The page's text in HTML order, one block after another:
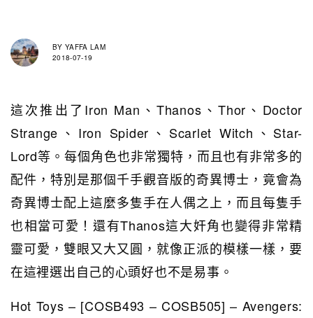
BY YAFFA LAM
2018-07-19
這次推出了Iron Man、Thanos、Thor、Doctor
Strange、Iron Spider、Scarlet Witch、Star-
Lord等。每個角色也非常獨特，而且也有非常多的
配件，特別是那個千手觀音版的奇異博士，竟會為
奇異博士配上這麼多隻手在人偶之上，而且每隻手
也相當可愛！還有Thanos這大奸角也變得非常精
靈可愛，雙眼又大又圓，就像正派的模樣一樣，要
在這裡選出自己的心頭好也不是易事。
Hot Toys – [COSB493 – COSB505] – Avengers: